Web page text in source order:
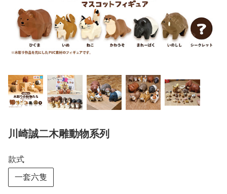
川崎誠二木雕動物系列
款式
一套六隻